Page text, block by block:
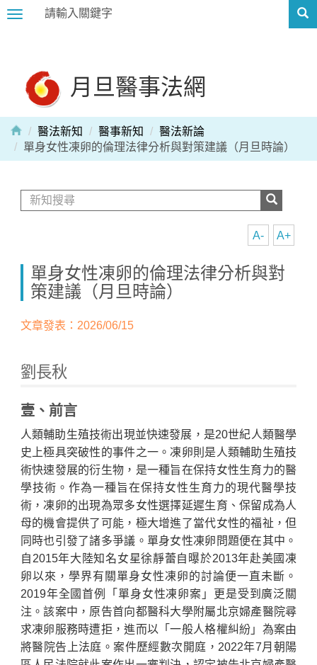
Toggle
月旦醫事法網
Home
醫法新知 醫事新知
醫法新論
單身女性凍卵的倫理法律分析與對策建議（月旦時論）
A+
A-
單身女性凍卵的倫理法律分析與對
策建議（月旦時論）
文章發表：2026/06/15
劉長秋
壹、前言
人類輔助生殖技術出現並快速發展，是20世紀人類醫學
史上極具突破性的事件之一。凍卵則是人類輔助生殖技
術快速發展的衍生物，是一種旨在保持女性生育力的醫
學技術。作為一種旨在保持女性生育力的現代醫學技
術，凍卵的出現為眾多女性選擇延遲生育、保留成為人
母的機會提供了可能，極大增進了當代女性的福祉，但
同時也引發了諸多爭議。單身女性凍卵問題便在其中。
自2015年大陸知名女星徐靜蕾自曝於2013年赴美國凍
卵以來，學界有關單身女性凍卵的討論便一直未斷。
2019年全國首例「單身女性凍卵案」更是受到廣泛關
注。該案中，原告首向都醫科大學附屬北京婦產醫院尋
求凍卵服務時遭拒，進而以「一般人格權糾紛」為案由
將醫院告上法庭。案件歷經數次開庭，2022年7月朝陽